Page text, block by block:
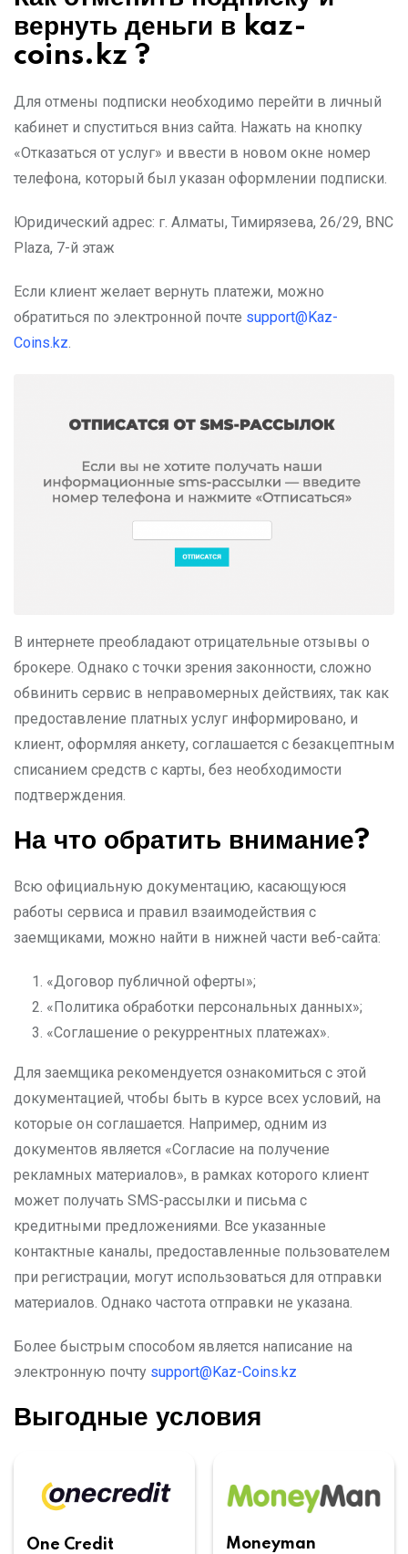
вернуть деньги в kaz-
coins.kz ?
Для отмены подписки необходимо перейти в личный
кабинет и спуститься вниз сайта. Нажать на кнопку
«Отказаться от услуг» и ввести в новом окне номер
телефона, который был указан оформлении подписки.
Юридический адрес: г. Алматы, Тимирязева, 26/29, BNC
Plaza, 7-й этаж
Если клиент желает вернуть платежи, можно
обратиться по электронной почте support@Kaz-
Coins.kz.
В интернете преобладают отрицательные отзывы о
брокере. Однако с точки зрения законности, сложно
обвинить сервис в неправомерных действиях, так как
предоставление платных услуг информировано, и
клиент, оформляя анкету, соглашается с безакцептным
списанием средств с карты, без необходимости
подтверждения.
На что обратить внимание?
Всю официальную документацию, касающуюся
работы сервиса и правил взаимодействия с
заемщиками, можно найти в нижней части веб-сайта:
«Договор публичной оферты»;
«Политика обработки персональных данных»;
«Соглашение о рекуррентных платежах».
Для заемщика рекомендуется ознакомиться с этой
документацией, чтобы быть в курсе всех условий, на
которые он соглашается. Например, одним из
документов является «Согласие на получение
рекламных материалов», в рамках которого клиент
может получать SMS-рассылки и письма с
кредитными предложениями. Все указанные
контактные каналы, предоставленные пользователем
при регистрации, могут использоваться для отправки
материалов. Однако частота отправки не указана.
Более быстрым способом является написание на
электронную почту support@Kaz-Coins.kz
Выгодные условия
One Credit
Moneyman